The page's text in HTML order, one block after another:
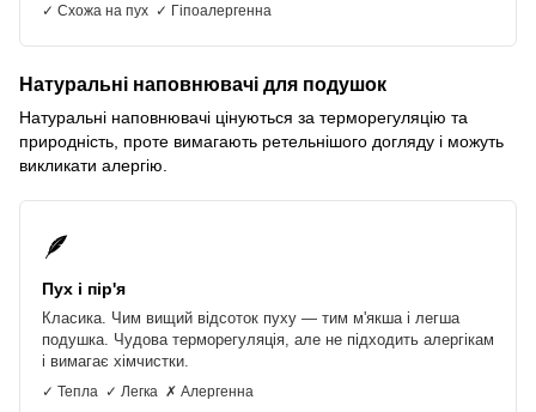
✓ Схожа на пух ✓ Гіпоалергенна
Натуральні наповнювачі для подушок
Натуральні наповнювачі цінуються за терморегуляцію та
природність, проте вимагають ретельнішого догляду і можуть
викликати алергію.
🪶
Пух і пір'я
Класика. Чим вищий відсоток пуху — тим м'якша і легша
подушка. Чудова терморегуляція, але не підходить алергікам
і вимагає хімчистки.
✓ Тепла ✓ Легка ✗ Алергенна